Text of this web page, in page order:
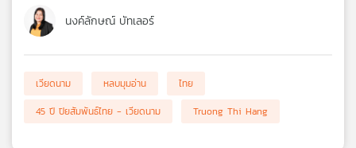
นงค์ลักษณ์ บัทเลอร์
เวียดนาม หลบมุมอ่าน
ไทย
45 ปี ปิยสัมพันธ์ไทย - เวียดนาม
Truong Thi Hang